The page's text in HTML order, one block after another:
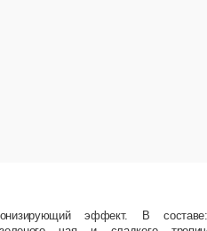
зеленый чай с натуральным вкусом